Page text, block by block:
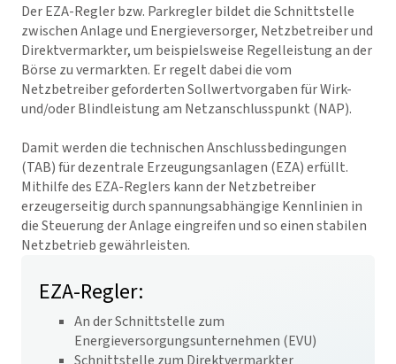
Der EZA-Regler bzw. Parkregler bildet die Schnittstelle
zwischen Anlage und Energieversorger, Netzbetreiber und
Direktvermarkter, um beispielsweise Regelleistung an der
Börse zu vermarkten. Er regelt dabei die vom
Netzbetreiber geforderten Sollwertvorgaben für Wirk-
und/oder Blindleistung am Netzanschlusspunkt (NAP).
Damit werden die technischen Anschlussbedingungen
(TAB) für dezentrale Erzeugungsanlagen (EZA) erfüllt.
Mithilfe des EZA-Reglers kann der Netzbetreiber
erzeugerseitig durch spannungsabhängige Kennlinien in
die Steuerung der Anlage eingreifen und so einen stabilen
Netzbetrieb gewährleisten.
EZA-Regler:
An der Schnittstelle zum
Energieversorgungsunternehmen (EVU)